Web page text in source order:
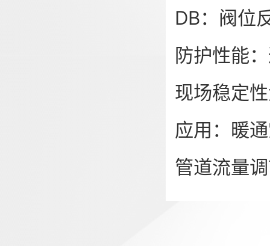
DB：阀位
防护性能
现场稳定
应用：暖
管道流量